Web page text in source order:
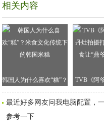
相关内容
韩国人为什么喜欢“糕”？
米食文化传统下的韩国
米糕
TVB《阿
灶拍摄打
让“鼎
最近好多网友问我电脑配置，
参考一下